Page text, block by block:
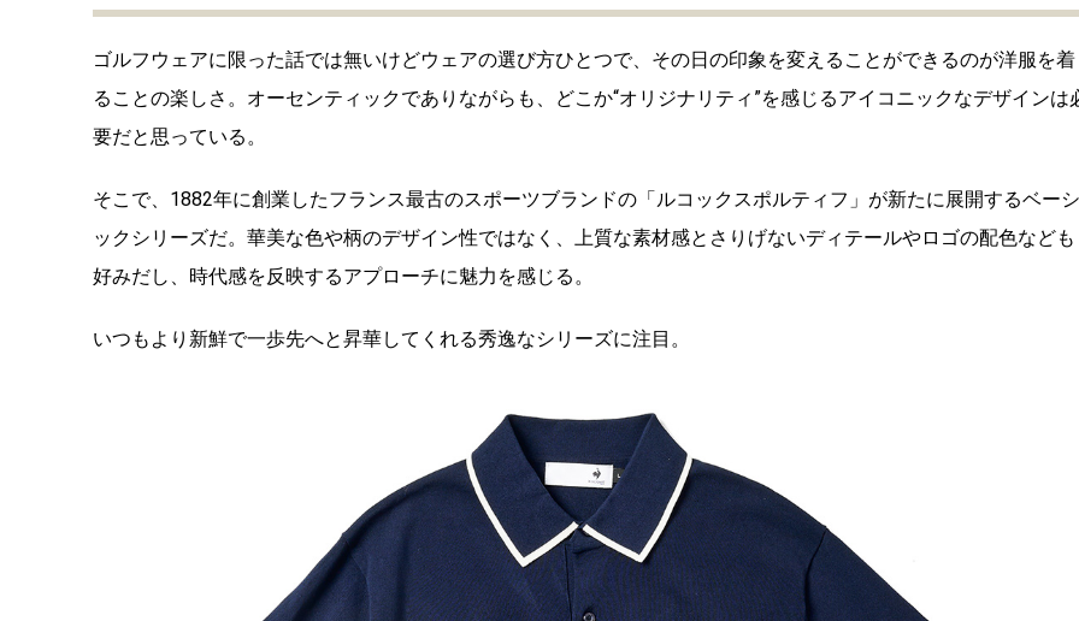
ゴルフウェアに限った話では無いけどウェアの選び方ひとつで、その日の印象を変えることができるのが洋服を着
ることの楽しさ。オーセンティックでありながらも、どこか“オリジナリティ”を感じるアイコニックなデザインは
要だと思っている。
そこで、1882年に創業したフランス最古のスポーツブランドの「ルコックスポルティフ」が新たに展開するベーシ
ックシリーズだ。華美な色や柄のデザイン性ではなく、上質な素材感とさりげないディテールやロゴの配色なども
好みだし、時代感を反映するアプローチに魅力を感じる。
いつもより新鮮で一歩先へと昇華してくれる秀逸なシリーズに注目。